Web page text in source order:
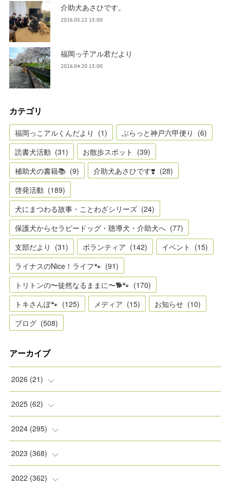
介助犬あさひです。
2026.05.22 15:00
福岡っ子アル君だより
2026.04.20 15:00
カテゴリ
福岡っこアルくんだより (1) ぶらっと神戸六甲便り (6)
読書犬活動 (31) お散歩スポット (39)
補助犬の書籍📚 (9) 介助犬あさひです❣️ (28)
啓発活動 (189)
犬にまつわる故事・ことわざシリーズ (24)
保護犬からセラピードッグ・聴導犬・介助犬へ (77)
支部だより (31) ボランティア (142) イベント (15)
ライナスのNice！ライフ🐾 (91)
トリトンの〜徒然なるままに〜🐕🐾 (170)
トキさんぽ🐾 (125) メディア (15) お知らせ (10)
ブログ (508)
アーカイブ
2026 (21)
(2)
(2)
(2)
(5)
2025 (62)
(8)
(5)
(9)
2024 (295)
(8)
(11)
2023 (368)
(31)
2022 (362)